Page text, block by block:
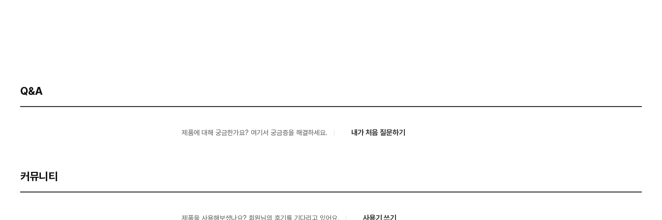
Q&A
제품에 대해 궁금한가요? 여기서 궁금증을 해결하세요. 내가 처음 질문하기
커뮤니티
제품을 사용해보셨나요? 회원님의 후기를 기다리고 있어요. 사용기 쓰기